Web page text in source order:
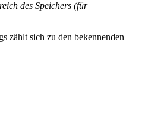
des Speichers (für
zählt sich zu den bekennenden